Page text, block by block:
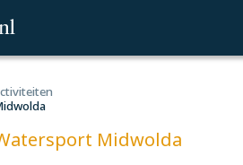
Midwolda